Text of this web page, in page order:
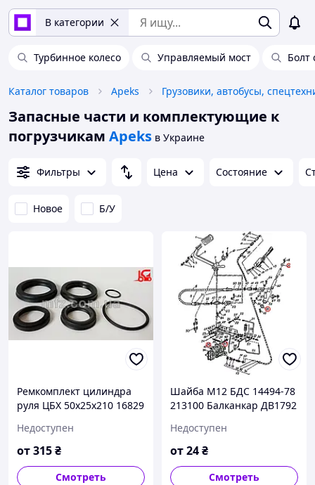
В категории
Турбинное колесо Управляемый мост Болт
Каталог товаров Apeks Грузовики, автобусы,
Запасные части и комплектующие к
погрузчикам Apeks в Украине
Фильтры Цена Состояние
Новое Б/У
Ремкомплект цилиндра
руля ЦБХ 50х25х210 16829
БВ2733
Недоступен
от315₴
Смотреть
Шайба М12 БДС 14494-78
213100 Балканкар ДВ1792
Недоступен
от24₴
Смотреть